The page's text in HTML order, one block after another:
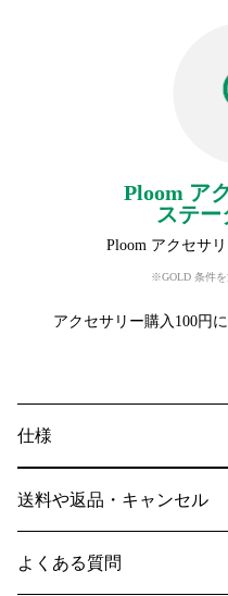
Ploom ア
ステ
Ploom アクセサ
※GOLD 条件
アクセサリー購入100円
仕様
送料や返品・キャンセル
よくある質問